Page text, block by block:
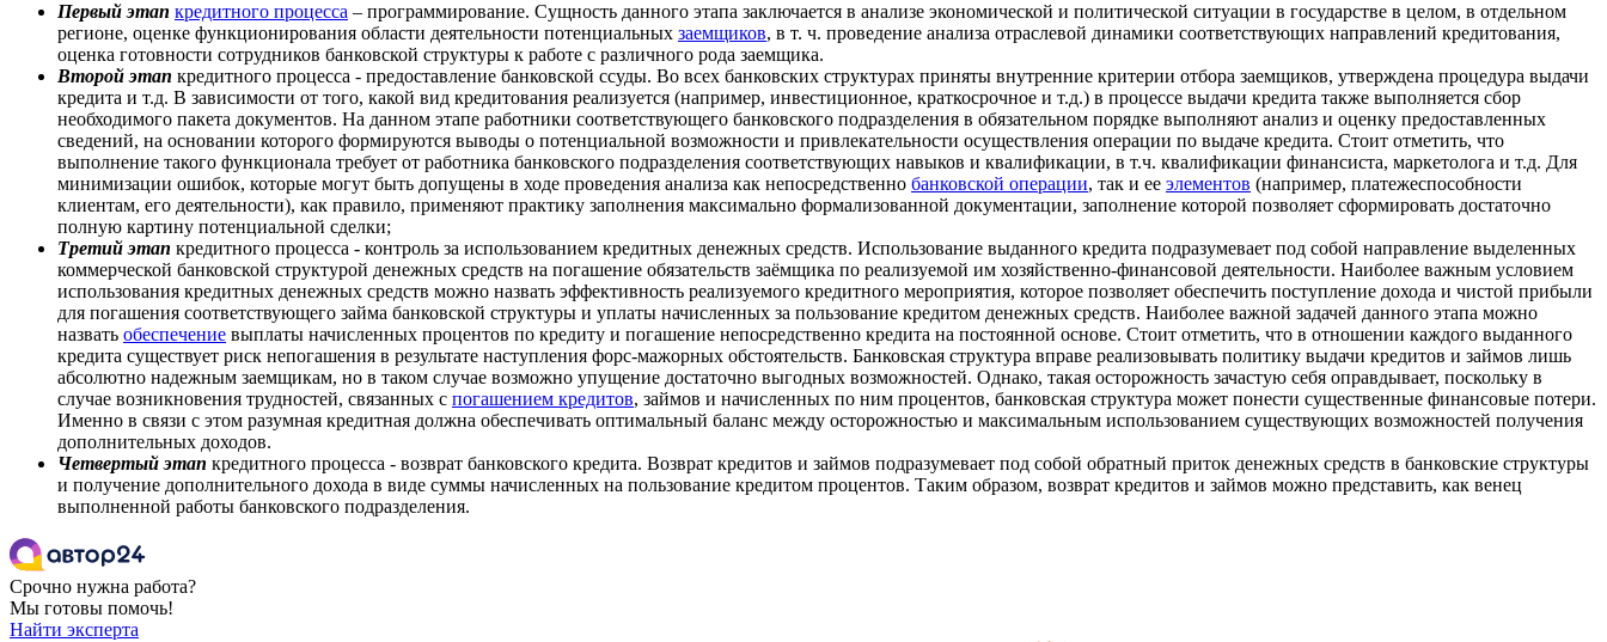
Первый этап кредитного процесса – программирование. Сущность данного этапа заключается в анализе экономической и политической ситуации в государстве в целом, в отдельном
регионе, оценке функционирования области деятельности потенциальных заемщиков, в т. ч. проведение анализа отраслевой динамики соответствующих направлений кредитования,
оценка готовности сотрудников банковской структуры к работе с различного рода заемщика.
Второй этап кредитного процесса - предоставление банковской ссуды. Во всех банковских структурах приняты внутренние критерии отбора заемщиков, утверждена процедура выдачи
кредита и т.д. В зависимости от того, какой вид кредитования реализуется (например, инвестиционное, краткосрочное и т.д.) в процессе выдачи кредита также выполняется сбор
необходимого пакета документов. На данном этапе работники соответствующего банковского подразделения в обязательном порядке выполняют анализ и оценку предоставленных
сведений, на основании которого формируются выводы о потенциальной возможности и привлекательности осуществления операции по выдаче кредита. Стоит отметить, что
выполнение такого функционала требует от работника банковского подразделения соответствующих навыков и квалификации, в т.ч. квалификации финансиста, маркетолога и т.д. Для
минимизации ошибок, которые могут быть допущены в ходе проведения анализа как непосредственно банковской операции, так и ее элементов (например, платежеспособности
клиентам, его деятельности), как правило, применяют практику заполнения максимально формализованной документации, заполнение которой позволяет сформировать достаточно
полную картину потенциальной сделки;
Третий этап кредитного процесса - контроль за использованием кредитных денежных средств. Использование выданного кредита подразумевает под собой направление выделенных
коммерческой банковской структурой денежных средств на погашение обязательств заёмщика по реализуемой им хозяйственно-финансовой деятельности. Наиболее важным условием
использования кредитных денежных средств можно назвать эффективность реализуемого кредитного мероприятия, которое позволяет обеспечить поступление дохода и чистой прибыли
для погашения соответствующего займа банковской структуры и уплаты начисленных за пользование кредитом денежных средств. Наиболее важной задачей данного этапа можно
назвать обеспечение выплаты начисленных процентов по кредиту и погашение непосредственно кредита на постоянной основе. Стоит отметить, что в отношении каждого выданного
кредита существует риск непогашения в результате наступления форс-мажорных обстоятельств. Банковская структура вправе реализовывать политику выдачи кредитов и займов лишь
абсолютно надежным заемщикам, но в таком случае возможно упущение достаточно выгодных возможностей. Однако, такая осторожность зачастую себя оправдывает, поскольку в
случае возникновения трудностей, связанных с погашением кредитов, займов и начисленных по ним процентов, банковская структура может понести существенные финансовые потери.
Именно в связи с этом разумная кредитная должна обеспечивать оптимальный баланс между осторожностью и максимальным использованием существующих возможностей получения
дополнительных доходов.
Четвертый этап кредитного процесса - возврат банковского кредита. Возврат кредитов и займов подразумевает под собой обратный приток денежных средств в банковские структуры
и получение дополнительного дохода в виде суммы начисленных на пользование кредитом процентов. Таким образом, возврат кредитов и займов можно представить, как венец
выполненной работы банковского подразделения.
Срочно нужна работа?
Мы готовы помочь!
Найти эксперта